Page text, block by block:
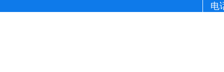
电